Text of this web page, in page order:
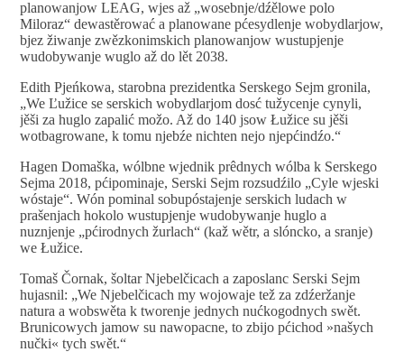
planowanjow LEAG, wjes až „wosebnje/dźělowe polo
Miloraz“ dewastěrować a planowane pćesydlenje wobydlarjow,
bjez žiwanje zwězkonimskich planowanjow wustupjenje
wudobywanje wuglo až do lět 2038.
Edith Pjeńkowa, starobna prezidentka Serskego Sejm gronila,
„We Ľužice se serskich wobydlarjom dosć tužycenje cynyli,
jěši za huglo zapalić možo. Až do 140 jsow Łužice su jěši
wotbagrowane, k tomu njebźe nichten nejo njepćindźo.“
Hagen Domaška, wólbne wjednik prêdnych wólba k Serskego
Sejma 2018, pćipominaje, Serski Sejm rozsudźilo „Cyle wjeski
wóstaje“. Wón pominal sobupóstajenje serskich ludach w
prašenjach hokolo wustupjenje wudobywanje huglo a
nuznjenje „pćirodnych žurlach“ (kaž wětr, a slóncko, a sranje)
we Łužice.
Tomaš Čornak, šoltar Njebelčicach a zaposlanc Serski Sejm
hujasnil: „We Njebelčicach my wojowaje tež za zdźeržanje
natura a wobswěta k tworenje jednych nućkogodnych swět.
Brunicowych jamow su nawopacne, to zbijo pćichod »našych
nučki« tych swět.“